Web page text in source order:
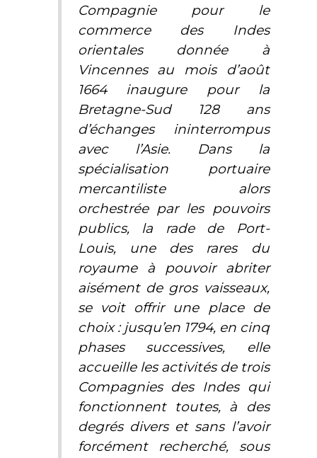
Compagnie pour le
commerce des Indes
orientales donnée à
Vincennes au mois d’août
1664 inaugure pour la
Bretagne-Sud 128 ans
d’échanges ininterrompus
avec l’Asie. Dans la
spécialisation portuaire
mercantiliste alors
orchestrée par les pouvoirs
publics, la rade de Port-
Louis, une des rares du
royaume à pouvoir abriter
aisément de gros vaisseaux,
se voit offrir une place de
choix : jusqu’en 1794, en cinq
phases successives, elle
accueille les activités de trois
Compagnies des Indes qui
fonctionnent toutes, à des
degrés divers et sans l’avoir
forcément recherché, sous